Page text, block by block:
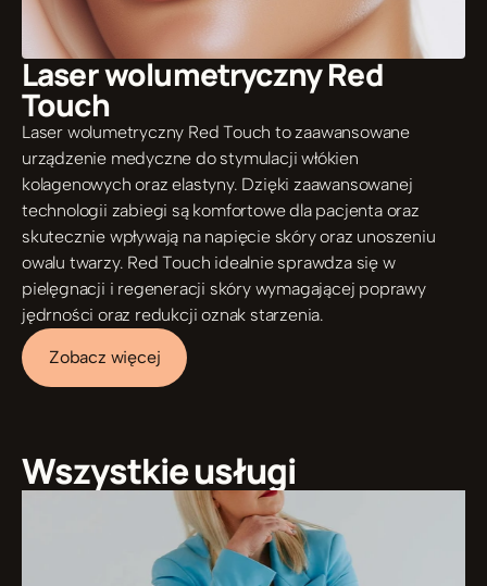
Laser wolumetryczny Red
Touch
Laser wolumetryczny Red Touch to zaawansowane
urządzenie medyczne do stymulacji włókien
kolagenowych oraz elastyny. Dzięki zaawansowanej
technologii zabiegi są komfortowe dla pacjenta oraz
skutecznie wpływają na napięcie skóry oraz unoszeniu
owalu twarzy. Red Touch idealnie sprawdza się w
pielęgnacji i regeneracji skóry wymagającej poprawy
jędrności oraz redukcji oznak starzenia.
Zobacz więcej
Wszystkie usługi